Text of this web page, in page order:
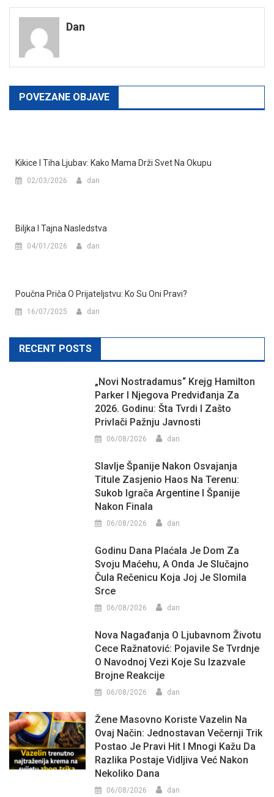
navigation
Dan
POVEZANE OBJAVE
Kikice I Tiha Ljubav: Kako Mama Drži Svet Na Okupu
02/03/2026 dan
Biljka I Tajna Nasledstva
04/01/2026 dan
Poučna Priča O Prijateljstvu: Ko Su Oni Pravi?
16/07/2025 dan
RECENT POSTS
„Novi Nostradamus“ Krejg Hamilton
Parker I Njegova Predviđanja Za
2026. Godinu: Šta Tvrdi I Zašto
Privlači Pažnju Javnosti
06/08/2026 dan
Slavlje Španije Nakon Osvajanja
Titule Zasjenio Haos Na Terenu:
Sukob Igrača Argentine I Španije
Nakon Finala
06/08/2026 dan
Godinu Dana Plaćala Je Dom Za
Svoju Maćehu, A Onda Je Slučajno
Čula Rečenicu Koja Joj Je Slomila
Srce
06/08/2026 dan
Nova Nagađanja O Ljubavnom Životu
Cece Ražnatović: Pojavile Se Tvrdnje
O Navodnoj Vezi Koje Su Izazvale
Brojne Reakcije
06/08/2026 dan
Žene Masovno Koriste Vazelin Na
Ovaj Način: Jednostavan Večernji Trik
Postao Je Pravi Hit I Mnogi Kažu Da
Razlika Postaje Vidljiva Već Nakon
Nekoliko Dana
06/08/2026 dan